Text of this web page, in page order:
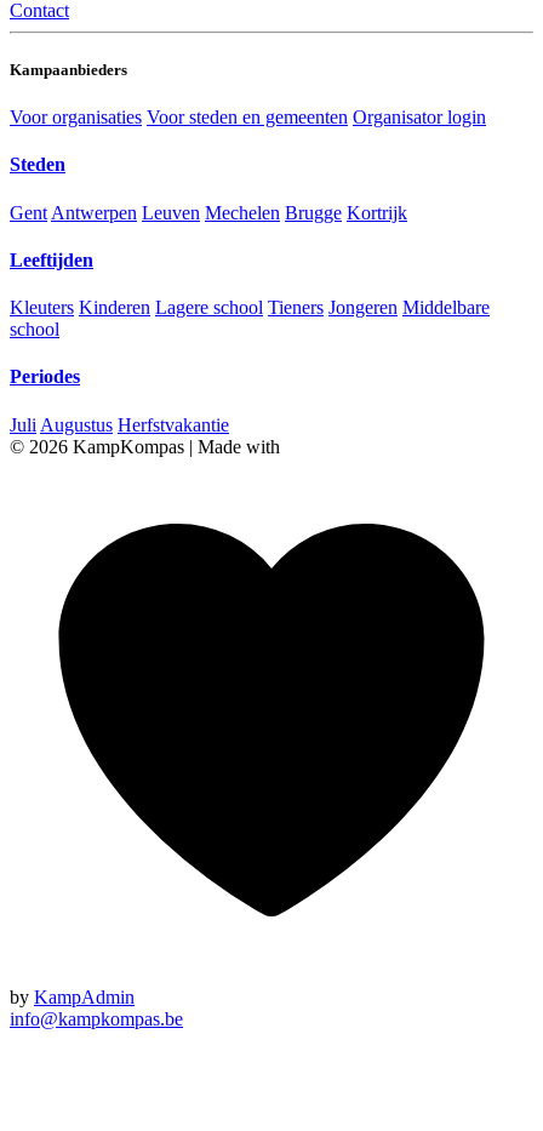
Contact
Kampaanbieders
Voor organisaties Voor steden en gemeenten Organisator login
Steden
Gent Antwerpen Leuven Mechelen Brugge Kortrijk
Leeftijden
Kleuters Kinderen Lagere school Tieners Jongeren Middelbare
school
Periodes
Juli Augustus Herfstvakantie
© 2026 KampKompas | Made with
by KampAdmin
info@kampkompas.be